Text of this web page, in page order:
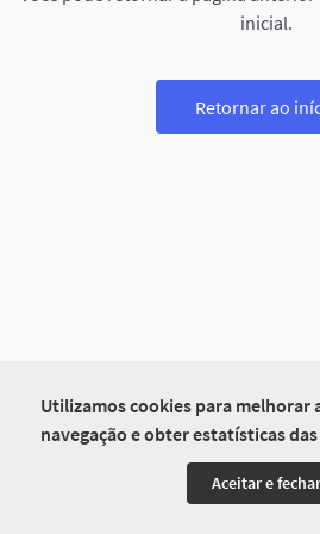
Utilizamos cookies para melhorar
navegação e obter estatísticas
Aceitar e fechar
inicial.
Retornar ao